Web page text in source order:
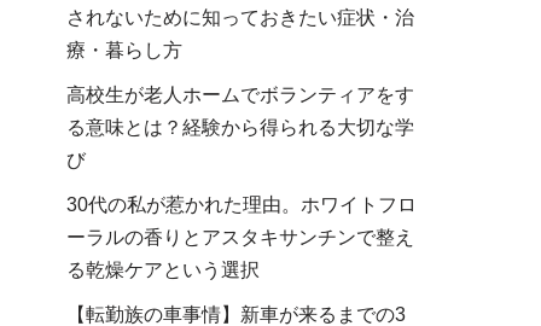
されないために知っておきたい症状・治
療・暮らし方
高校生が老人ホームでボランティアをす
る意味とは？経験から得られる大切な学
び
30代の私が惹かれた理由。ホワイトフロ
ーラルの香りとアスタキサンチンで整え
る乾燥ケアという選択
【転勤族の車事情】新車が来るまでの3